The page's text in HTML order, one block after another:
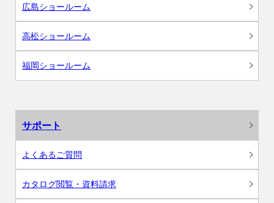
広島ショールーム
高松ショールーム
福岡ショールーム
サポート
よくあるご質問
カタログ閲覧・資料請求